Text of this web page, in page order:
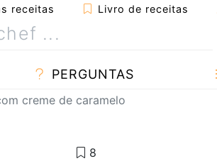
receitas Livro de receitas
PERGUNTAS
creme de caramelo